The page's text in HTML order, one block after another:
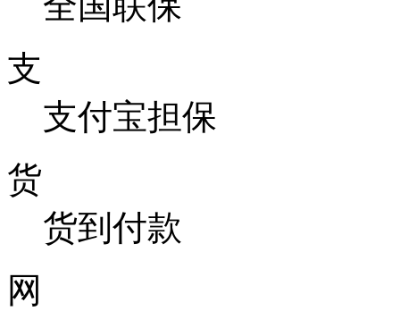
支
支付宝担保
货
货到付款
网